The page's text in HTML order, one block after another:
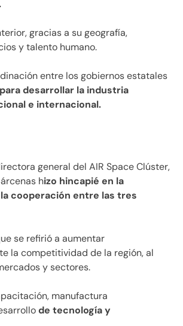
gracias a su geografía,
y talento humano.
entre los gobiernos estatales
para desarrollar la industria
e internacional.
general del AIR Space Clúster,
hizo hincapié en la
cooperación entre las tres
se refirió a aumentar
la competitividad de la región, al
y sectores.
manufactura
de tecnología y